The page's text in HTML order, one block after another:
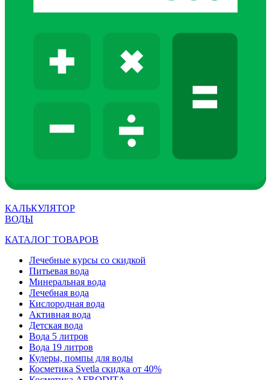
КАЛЬКУЛЯТОР
ВОДЫ
КАТАЛОГ ТОВАРОВ
Лечебные курсы со скидкой
Питьевая вода
Минеральная вода
Лечебная вода
Кислородная вода
Активная вода
Детская вода
Вода 5 литров
Вода 19 литров
Кулеры, помпы для воды
Косметика Svetla скидка от 40%